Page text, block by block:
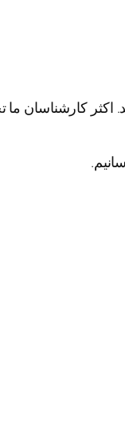
اکثر کارشناسان ما